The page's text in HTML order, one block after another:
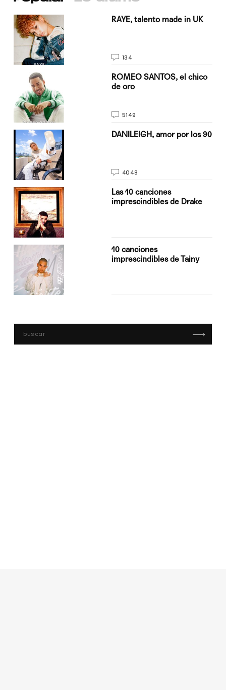
RAYE, talento made in UK
134
ROMEO SANTOS, el chico
de oro
5149
DANILEIGH, amor por los 90
4048
Las 10 canciones
imprescindibles de Drake
10 canciones
imprescindibles de Tainy